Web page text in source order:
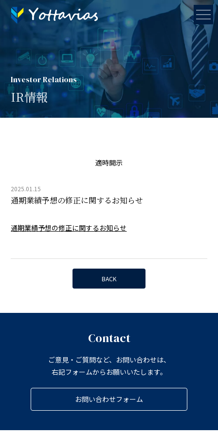
Investor Relations
IR情報
適時開示
2025.01.15
通期業績予想の修正に関するお知らせ
通期業績予想の修正に関するお知らせ
BACK
Contact
ご意見・ご質問など、お問い合わせは、
右記フォームからお願いいたします。
お問い合わせフォーム